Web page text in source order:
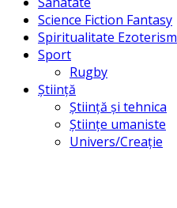
Science Fiction Fantasy
Spiritualitate Ezoterism
Sport
Rugby
Știință
Știință și tehnica
Științe umaniste
Univers/Creație